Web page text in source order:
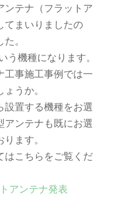
ンテナ（フラットア
てまいりましたの
。
う機種になります。
工事施工事例では一
うか。
設置する機種をお選
アンテナも既にお選
ます。
はこちらをご覧くだ
アンテナ発表